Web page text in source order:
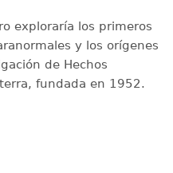
exploraría los primeros
y los orígenes
de Hechos
fundada en 1952.